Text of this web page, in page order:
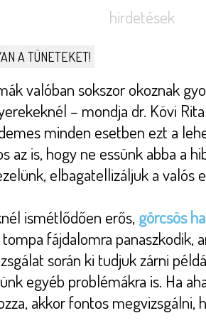
hirdetések
A TÜNETEKET!
valóban sokszor okoznak
– mondja dr. Kövi
minden esetben ezt a
az is, hogy ne essünk abba a
elbagatellizáljuk a valós
ismétlődően erős, görcsös
fájdalomra panaszkodik,
során ki tudjuk zárni
egyéb problémákra is. Ha
akkor fontos megvizsgálni,